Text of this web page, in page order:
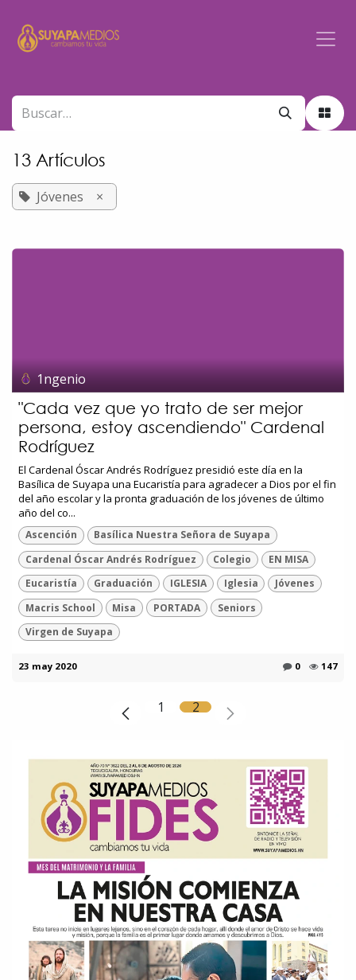
13 Artículos
Jóvenes ×
1ngenio
"Cada vez que yo trato de ser mejor
persona, estoy ascendiendo" Cardenal
Rodríguez
El Cardenal Óscar Andrés Rodríguez presidió este día en la
Basílica de Suyapa una Eucaristía para agradecer a Dios por el fin
del año escolar y la pronta graduación de los jóvenes de último
año del co...
Ascención
Basílica Nuestra Señora de Suyapa
Cardenal Óscar Andrés Rodríguez
Colegio
EN MISA
Eucaristía
Graduación IGLESIA Iglesia
Jóvenes
Macris School
Misa PORTADA
Seniors
Virgen de Suyapa
23 may 2020 0 147
1 2